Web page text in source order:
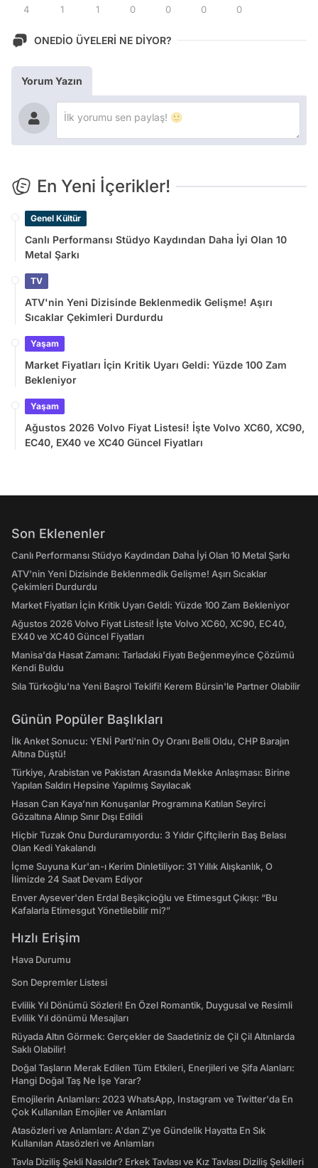
4 1 1 0 0 0 0
ONEDİO ÜYELERİ NE DİYOR?
Yorum Yazın
En Yeni İçerikler!
Genel Kültür
Canlı Performansı Stüdyo Kaydından Daha İyi Olan 10
Metal Şarkı
TV
ATV'nin Yeni Dizisinde Beklenmedik Gelişme! Aşırı
Sıcaklar Çekimleri Durdurdu
Yaşam
Market Fiyatları İçin Kritik Uyarı Geldi: Yüzde 100 Zam
Bekleniyor
Yaşam
Ağustos 2026 Volvo Fiyat Listesi! İşte Volvo XC60, XC90,
EC40, EX40 ve XC40 Güncel Fiyatları
Son Eklenenler
Canlı Performansı Stüdyo Kaydından Daha İyi Olan 10 Metal Şarkı
ATV'nin Yeni Dizisinde Beklenmedik Gelişme! Aşırı Sıcaklar
Çekimleri Durdurdu
Market Fiyatları İçin Kritik Uyarı Geldi: Yüzde 100 Zam Bekleniyor
Ağustos 2026 Volvo Fiyat Listesi! İşte Volvo XC60, XC90, EC40,
EX40 ve XC40 Güncel Fiyatları
Manisa'da Hasat Zamanı: Tarladaki Fiyatı Beğenmeyince Çözümü
Kendi Buldu
Sıla Türkoğlu'na Yeni Başrol Teklifi! Kerem Bürsin'le Partner Olabilir
Günün Popüler Başlıkları
İlk Anket Sonucu: YENİ Parti'nin Oy Oranı Belli Oldu, CHP Barajın
Altına Düştü!
Türkiye, Arabistan ve Pakistan Arasında Mekke Anlaşması: Birine
Yapılan Saldırı Hepsine Yapılmış Sayılacak
Hasan Can Kaya’nın Konuşanlar Programına Katılan Seyirci
Gözaltına Alınıp Sınır Dışı Edildi
Hiçbir Tuzak Onu Durduramıyordu: 3 Yıldır Çiftçilerin Baş Belası
Olan Kedi Yakalandı
İçme Suyuna Kur'an-ı Kerim Dinletiliyor: 31 Yıllık Alışkanlık, O
İlimizde 24 Saat Devam Ediyor
Enver Aysever'den Erdal Beşikçioğlu ve Etimesgut Çıkışı: “Bu
Kafalarla Etimesgut Yönetilebilir mi?”
Hızlı Erişim
Hava Durumu
Son Depremler Listesi
Evlilik Yıl Dönümü Sözleri! En Özel Romantik, Duygusal ve Resimli
Evlilik Yıl dönümü Mesajları
Rüyada Altın Görmek: Gerçekler de Saadetiniz de Çil Çil Altınlarda
Saklı Olabilir!
Doğal Taşların Merak Edilen Tüm Etkileri, Enerjileri ve Şifa Alanları:
Hangi Doğal Taş Ne İşe Yarar?
Emojilerin Anlamları: 2023 WhatsApp, Instagram ve Twitter'da En
Çok Kullanılan Emojiler ve Anlamları
Atasözleri ve Anlamları: A'dan Z'ye Gündelik Hayatta En Sık
Kullanılan Atasözleri ve Anlamları
Tavla Diziliş Şekli Nasıldır? Erkek Tavlası ve Kız Tavlası Diziliş Şekilleri